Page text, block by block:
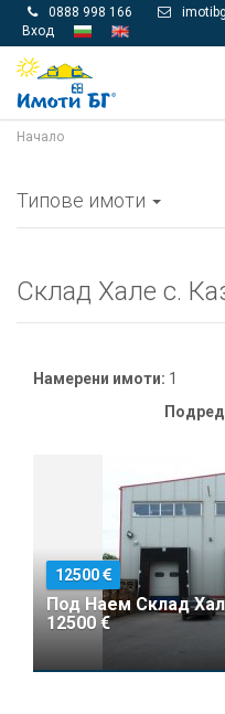
 0888 998 166 
Вход
Начало
Типове имоти
Склад Хале с.
Намерени имоти: 1
12500
Под Наем Склад
12500 €